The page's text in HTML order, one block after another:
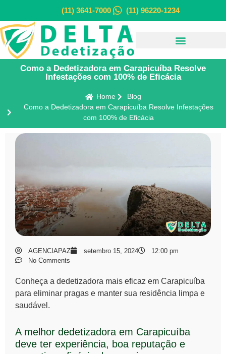
(11) 3641-7000 (11) 96220-1234
Como a Dedetizadora em Carapicuíba Resolve
Infestações com 100% de Eficácia
Home
Blog
Como a Dedetizadora em Carapicuíba Resolve Infestações
com 100% de Eficácia
AGENCIAPAZ setembro 15, 2024
12:00 pm
No Comments
Conheça a dedetizadora mais eficaz em Carapicuíba
para eliminar pragas e manter sua residência limpa e
saudável.
A melhor dedetizadora em Carapicuíba
deve ter experiência, boa reputação e